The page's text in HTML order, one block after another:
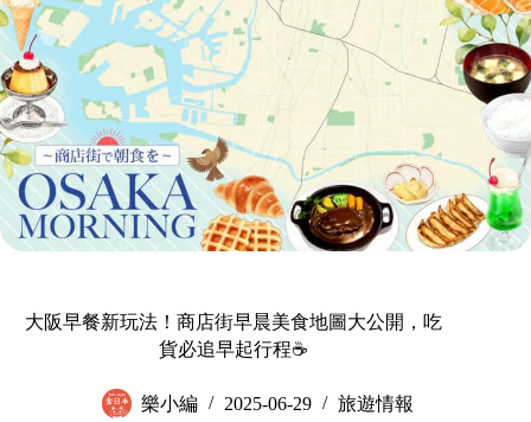
大阪早餐新玩法！商店街早晨美食地圖大公開，吃
貨必追早起行程☕
樂小編 2025-06-29 旅遊情報